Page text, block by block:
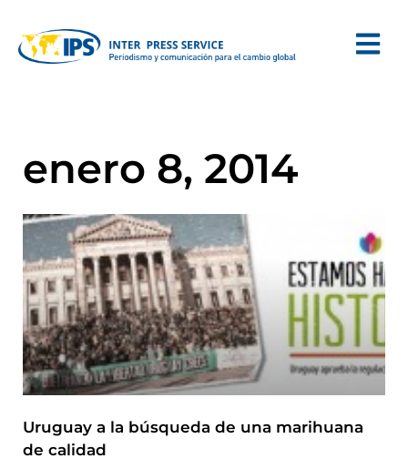
enero 8, 2014
Uruguay a la búsqueda de una marihuana
de calidad